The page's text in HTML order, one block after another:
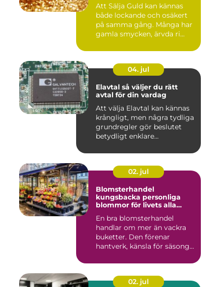
Att Sälja Guld kan kännas
både lockande och osäkert
på samma gång. Många har
gamla smycken, ärvda ri...
04. jul
Elavtal så väljer du rätt
avtal för din vardag
Att välja Elavtal kan kännas
krångligt, men några tydliga
grundregler gör beslutet
betydligt enklare...
02. jul
Blomsterhandel
kungsbacka personliga
blommor för livets alla
En bra blomsterhandel
handlar om mer än vackra
buketter. Den förenar
hantverk, känsla för säsong
02. jul